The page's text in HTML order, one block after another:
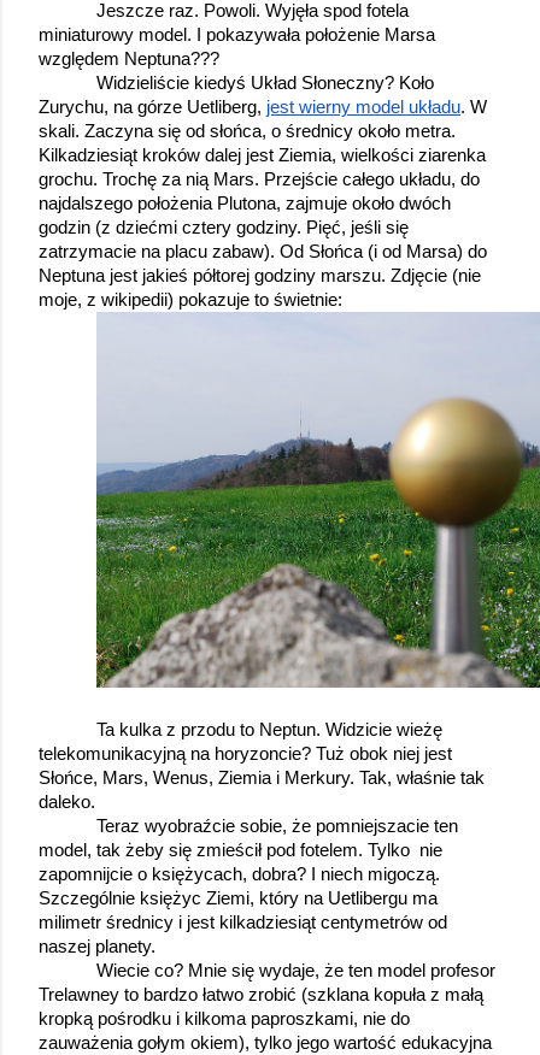
Jeszcze raz. Powoli. Wyjęła spod fotela
miniaturowy model. I pokazywała położenie Marsa
względem Neptuna???
Widzieliście kiedyś Układ Słoneczny? Koło
Zurychu, na górze Uetliberg, jest wierny model układu. W
skali. Zaczyna się od słońca, o średnicy około metra.
Kilkadziesiąt kroków dalej jest Ziemia, wielkości ziarenka
grochu. Trochę za nią Mars. Przejście całego układu, do
najdalszego położenia Plutona, zajmuje około dwóch
godzin (z dziećmi cztery godziny. Pięć, jeśli się
zatrzymacie na placu zabaw). Od Słońca (i od Marsa) do
Neptuna jest jakieś półtorej godziny marszu. Zdjęcie (nie
moje, z wikipedii) pokazuje to świetnie:
Ta kulka z przodu to Neptun. Widzicie wieżę
telekomunikacyjną na horyzoncie? Tuż obok niej jest
Słońce, Mars, Wenus, Ziemia i Merkury. Tak, właśnie tak
daleko.
Teraz wyobraźcie sobie, że pomniejszacie ten
model, tak żeby się zmieścił pod fotelem. Tylko  nie
zapomnijcie o księżycach, dobra? I niech migoczą.
Szczególnie księżyc Ziemi, który na Uetlibergu ma
milimetr średnicy i jest kilkadziesiąt centymetrów od
naszej planety.
Wiecie co? Mnie się wydaje, że ten model profesor
Trelawney to bardzo łatwo zrobić (szklana kopuła z małą
kropką pośrodku i kilkoma paproszkami, nie do
zauważenia gołym okiem), tylko jego wartość edukacyjna